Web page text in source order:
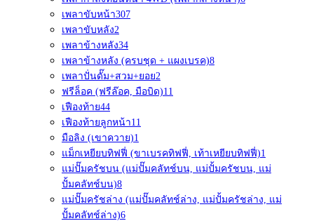
เพลาขับหน้า307
เพลาขับหลัง2
เพลาข้างหลัง34
เพลาข้างหลัง (ครบชุด + แผงเบรค)8
เพลาปั่นดั๊ม+สวม+ยอย2
ฟรีล็อค (ฟรีล๊อค, มือบิด)11
เฟืองท้าย44
เฟืองท้ายลูกหน้า11
มือลิง (เขาควาย)1
แม็กเหยียบทิฟฟี่ (ขาเบรคทิฟฟี่, เท้าเหยียบทิฟฟี่)1
แม่ปั๊มครัชบน (แม่ปั๊มคลัทช์บน, แม่ปั้มครัชบน, แม่
ปั้มคลัทช์บน)8
แม่ปั๊มครัชล่าง (แม่ปั๊มคลัทช์ล่าง, แม่ปั้มครัชล่าง, แม่
ปั้มคลัทช์ล่าง)6